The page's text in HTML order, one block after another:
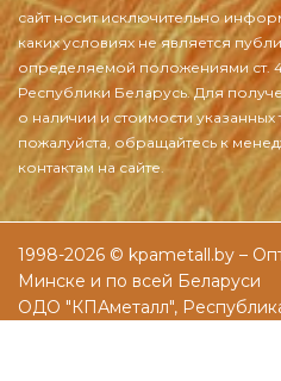
1998-2026 © kpametall.by –
Минске и по всей Беларуси
ОДО "КПАметалл",